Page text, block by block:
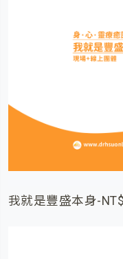
我就是豐盛本身-